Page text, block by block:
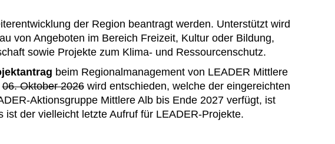
der Region beantragt werden. Unterstützt wird
von Angeboten im Bereich Freizeit, Kultur oder Bildung,
sowie Projekte zum Klima- und Ressourcenschutz.
beim Regionalmanagement von LEADER Mittlere
06. Oktober 2026wird entschieden, welche der eingereichten
Aktionsgruppe Mittlere Alb bis Ende 2027 verfügt, ist
der vielleicht letzte Aufruf für LEADER-Projekte.